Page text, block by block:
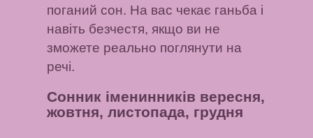
поганий сон. На вас чекає ганьба і
навіть безчестя, якщо ви не
зможете реально поглянути на
речі.
Сонник іменинників вересня,
жовтня, листопада, грудня